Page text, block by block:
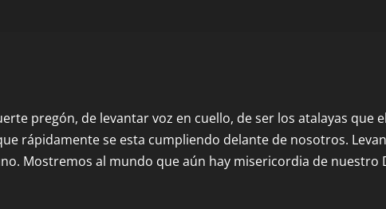
pregón, de levantar voz en cuello, de ser los atalayas que
rápidamente se esta cumpliendo delante de nosotros.
Mostremos al mundo que aún hay misericordia de nuestro